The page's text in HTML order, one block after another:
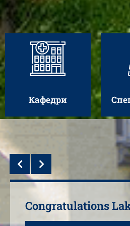
Кафедри
Кафедри
Congratulations